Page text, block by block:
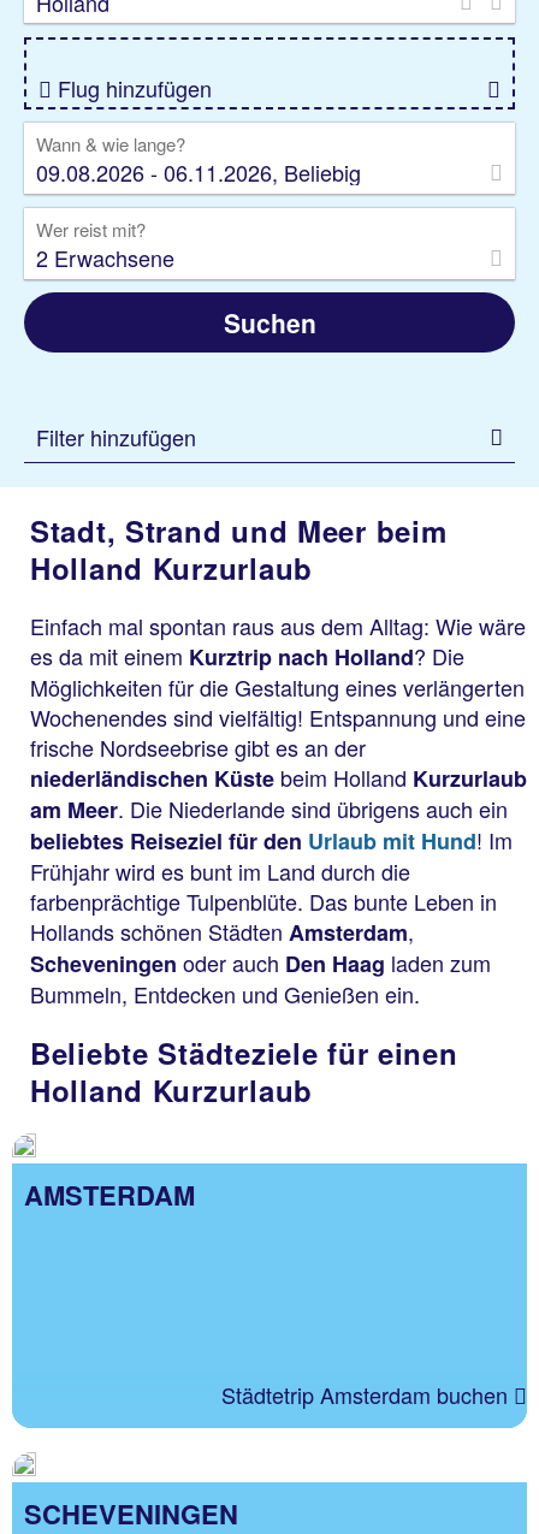
Gruppenreise
Camper Privattransfer
Flug hinzufügen
Wann & wie lange?
09.08.2026 - 06.11.2026, Beliebig
Wer reist mit?
2 Erwachsene
Suchen
Filter hinzufügen
Stadt, Strand und Meer beim
Holland Kurzurlaub
Einfach mal spontan raus aus dem Alltag: Wie wäre
es da mit einem Kurztrip nach Holland? Die
Möglichkeiten für die Gestaltung eines verlängerten
Wochenendes sind vielfältig! Entspannung und eine
frische Nordseebrise gibt es an der
niederländischen Küste beim Holland Kurzurlaub
am Meer. Die Niederlande sind übrigens auch ein
beliebtes Reiseziel für den Urlaub mit Hund! Im
Frühjahr wird es bunt im Land durch die
farbenprächtige Tulpenblüte. Das bunte Leben in
Hollands schönen Städten Amsterdam,
Scheveningen oder auch Den Haag laden zum
Bummeln, Entdecken und Genießen ein.
Beliebte Städteziele für einen
Holland Kurzurlaub
AMSTERDAM
Städtetrip Amsterdam buchen
SCHEVENINGEN